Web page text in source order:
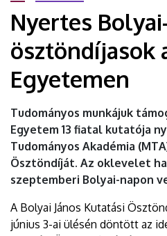
DEBRECENI
EGYETEM
Nyertes
ösztöndíjasok
Egyetemen
Tudományos munkájuk
Egyetem 13 fiatal kutatója
Tudományos Akadémia
Ösztöndíját. Az oklevelet
szeptemberi Bolyai-napon
A Bolyai János Kutatási
június 3-ai ülésén döntött az